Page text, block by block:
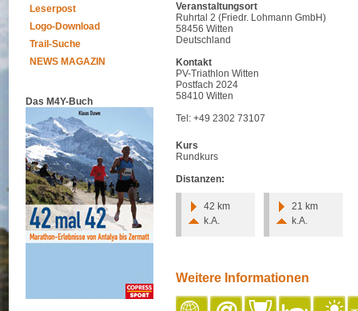
Leserpost
Logo-Download
Trail-Suche
NEWS MAGAZIN
Das M4Y-Buch
Veranstaltungsort
Ruhrtal 2 (Friedr. Lohmann GmbH)
58456 Witten
Deutschland
Kontakt
PV-Triathlon Witten
Postfach 2024
58410 Witten
Tel: +49 2302 73107
Kurs
Rundkurs
Distanzen:
42 km
k.A.
21 km
k.A.
Weitere Informationen